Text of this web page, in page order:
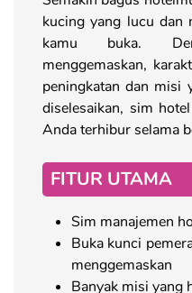
kucing yang lucu dan
kamu buka.
menggemaskan,
peningkatan dan misi
diselesaikan, sim
Anda terhibur selama
FITUR UTAMA
Sim manajemen
Buka kunci
menggemaskan
Banyak misi yang